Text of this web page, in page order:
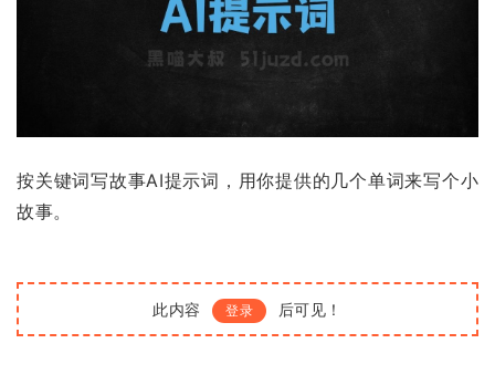
按关键词写故事AI提示词，用你提供的几个单词来写个小
故事。
此内容 登录 后可见！